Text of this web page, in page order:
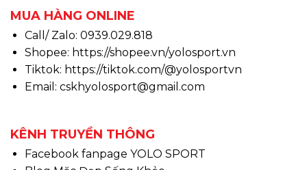
MUA HÀNG ONLINE
Call/ Zalo: 0939.029.818
Shopee: https://shopee.vn/yolosport.vn
Tiktok: https://tiktok.com/@yolosportvn
Email: cskhyolosport@gmail.com
KÊNH TRUYỀN THÔNG
Facebook fanpage YOLO SPORT